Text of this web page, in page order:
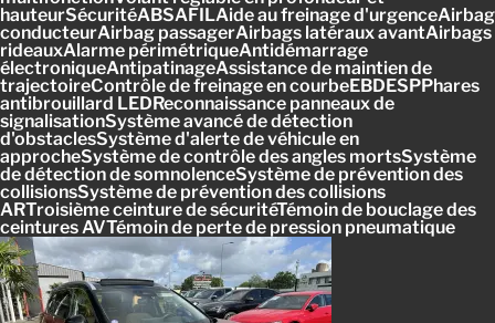
hauteurSécuritéABSAFILAide au freinage d'urgenceAirbag
conducteurAirbag passagerAirbags latéraux avantAirbags
rideauxAlarme périmétriqueAntidémarrage
électroniqueAntipatinageAssistance de maintien de
trajectoireContrôle de freinage en courbeEBDESPPhares
antibrouillard LEDReconnaissance panneaux de
signalisationSystème avancé de détection
d'obstaclesSystème d'alerte de véhicule en
approcheSystème de contrôle des angles mortsSystème
de détection de somnolenceSystème de prévention des
collisionsSystème de prévention des collisions
ARTroisième ceinture de sécuritéTémoin de bouclage des
ceintures AVTémoin de perte de pression pneumatique